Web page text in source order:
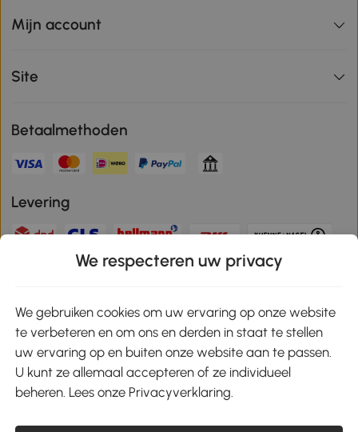
Mijn account
Site
Betaalmethoden
Levering
Veilige betaling
Download de app en ontvang 10% korting!
Google Play
We respecteren uw privacy
We gebruiken cookies om uw ervaring op onze website
te verbeteren en om ons en derden in staat te stellen
uw ervaring op en buiten onze website aan te passen.
U kunt ze allemaal accepteren of ze individueel
beheren. Lees onze Privacyverklaring.